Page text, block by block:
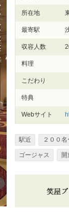
所在地
最寄駅
収容人数
料理
こだわり
特典
Webサイト
駅近 ２００名
ゴージャス 開